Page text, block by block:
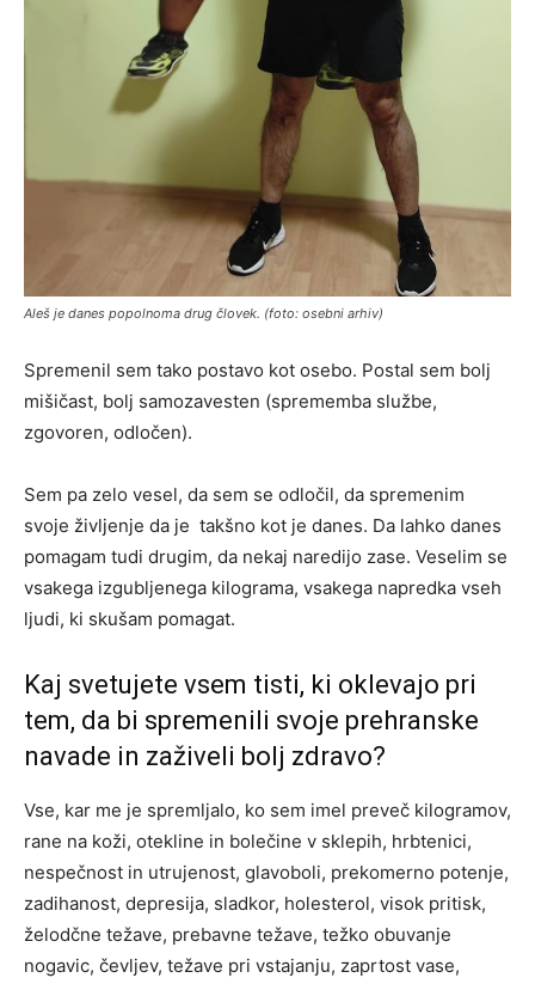
Aleš je danes popolnoma drug človek. (foto: osebni arhiv)
Spremenil sem tako postavo kot osebo. Postal sem bolj
mišičast, bolj samozavesten (sprememba službe,
zgovoren, odločen).
Sem pa zelo vesel, da sem se odločil, da spremenim
svoje življenje da je takšno kot je danes. Da lahko danes
pomagam tudi drugim, da nekaj naredijo zase. Veselim se
vsakega izgubljenega kilograma, vsakega napredka vseh
ljudi, ki skušam pomagat.
Kaj svetujete vsem tisti, ki oklevajo pri
tem, da bi spremenili svoje prehranske
navade in zaživeli bolj zdravo?
Vse, kar me je spremljalo, ko sem imel preveč kilogramov,
rane na koži, otekline in bolečine v sklepih, hrbtenici,
nespečnost in utrujenost, glavoboli, prekomerno potenje,
zadihanost, depresija, sladkor, holesterol, visok pritisk,
želodčne težave, prebavne težave, težko obuvanje
nogavic, čevljev, težave pri vstajanju, zaprtost vase,